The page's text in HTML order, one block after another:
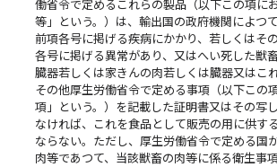
働省令で定めるこれらの製品（以下この項に
等」という。）は、輸出国の政府機関によつ
前項各号に掲げる疾病にかかり、若しくはそ
各号に掲げる異常があり、又はへい死した獣
臓器若しくは家きんの肉若しくは臓器又はこ
その他厚生労働省令で定める事項（以下この
項」という。）を記載した証明書又はその写
なければ、これを食品として販売の用に供す
ならない。ただし、厚生労働省令で定める国
肉等であつて、当該獣畜の肉等に係る衛生事